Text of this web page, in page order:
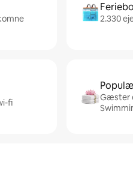
2.330
fi
Gæster